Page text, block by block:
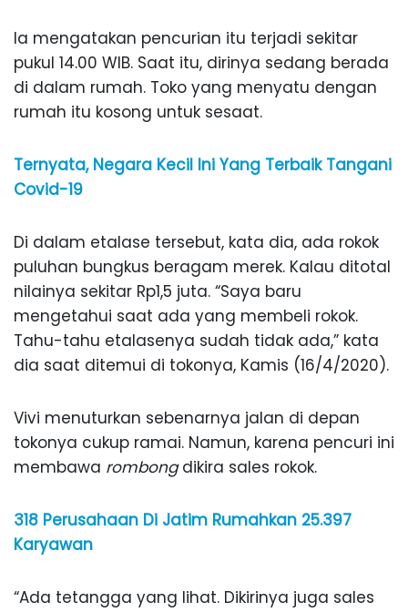
Ia mengatakan pencurian itu terjadi sekitar
pukul 14.00 WIB. Saat itu, dirinya sedang berada
di dalam rumah. Toko yang menyatu dengan
rumah itu kosong untuk sesaat.
Ternyata, Negara Kecil Ini Yang Terbaik Tangani
Covid-19
Di dalam etalase tersebut, kata dia, ada rokok
puluhan bungkus beragam merek. Kalau ditotal
nilainya sekitar Rp1,5 juta. “Saya baru
mengetahui saat ada yang membeli rokok.
Tahu-tahu etalasenya sudah tidak ada,” kata
dia saat ditemui di tokonya, Kamis (16/4/2020).
Vivi menuturkan sebenarnya jalan di depan
tokonya cukup ramai. Namun, karena pencuri ini
membawa rombongdikira sales rokok.
318 Perusahaan Di Jatim Rumahkan 25.397
Karyawan
“Ada tetangga yang lihat. Dikirinya juga sales